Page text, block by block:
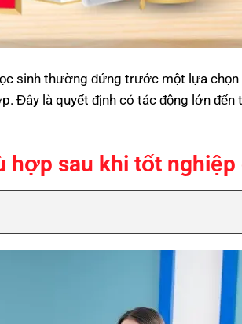
sinh thường đứng trước một lựa
Đây là quyết định có tác động lớn
sau khi tốt nghiệp